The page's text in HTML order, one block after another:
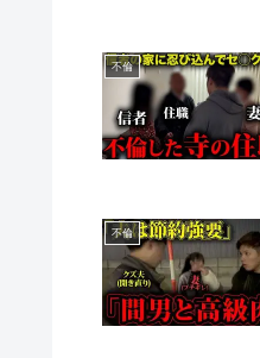
不倫
不倫